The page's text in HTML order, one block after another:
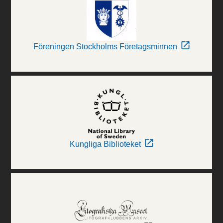
Föreningen Stockholms Företagsminnen
Kungliga Biblioteket